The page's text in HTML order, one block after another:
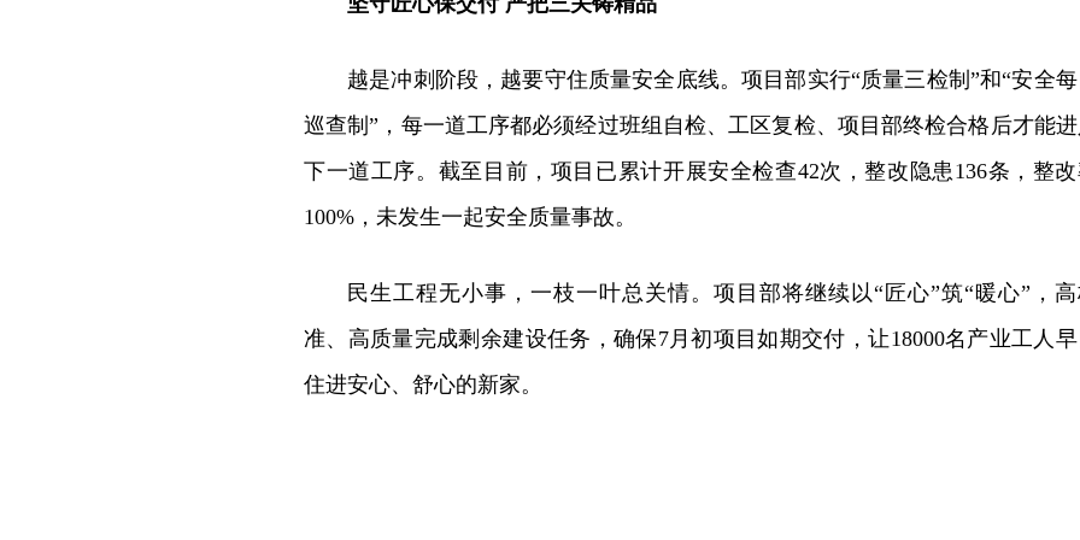
越是冲刺阶段，越要守住质量安全底线。项目部实行“质量三检制”和“安全每
巡查制”，每一道工序都必须经过班组自检、工区复检、项目部终检合格后才能进
下一道工序。截至目前，项目已累计开展安全检查42次，整改隐患136条，整
100%，未发生一起安全质量事故。
民生工程无小事，一枝一叶总关情。项目部将继续以“匠心”筑“暖心”，
准、高质量完成剩余建设任务，确保7月初项目如期交付，让18000名产业工人早
住进安心、舒心的新家。